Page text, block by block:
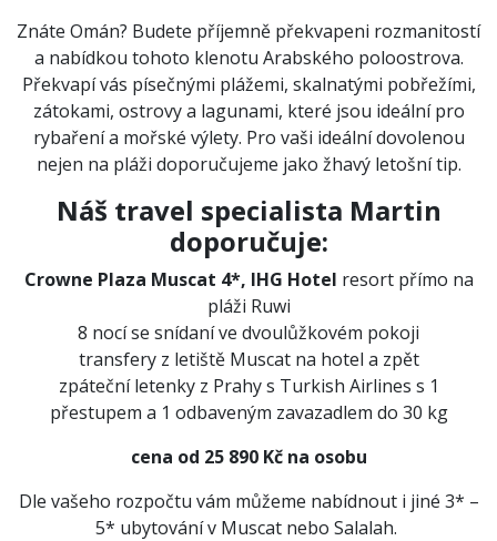
Znáte Omán? Budete příjemně překvapeni rozmanitostí
a nabídkou tohoto klenotu Arabského poloostrova.
Překvapí vás písečnými plážemi, skalnatými pobřežími,
zátokami, ostrovy a lagunami, které jsou ideální pro
rybaření a mořské výlety. Pro vaši ideální dovolenou
nejen na pláži doporučujeme jako žhavý letošní tip.
Náš travel specialista Martin
doporučuje:
Crowne Plaza Muscat 4*, IHG Hotel resort přímo na
pláži Ruwi
8 nocí se snídaní ve dvoulůžkovém pokoji
transfery z letiště Muscat na hotel a zpět
zpáteční letenky z Prahy s Turkish Airlines s 1
přestupem a 1 odbaveným zavazadlem do 30 kg
cena od 25 890 Kč na osobu
Dle vašeho rozpočtu vám můžeme nabídnout i jiné 3* –
5* ubytování v Muscat nebo Salalah.